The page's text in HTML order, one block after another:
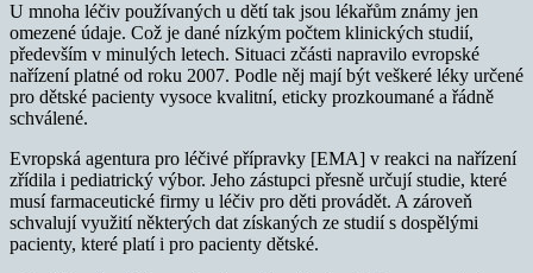
U mnoha léčiv používaných u dětí tak jsou lékařům známy jen
omezené údaje. Což je dané nízkým počtem klinických studií,
především v minulých letech. Situaci zčásti napravilo evropské
nařízení platné od roku 2007. Podle něj mají být veškeré léky určené
pro dětské pacienty vysoce kvalitní, eticky prozkoumané a řádně
schválené.
Evropská agentura pro léčivé přípravky [EMA] v reakci na nařízení
zřídila i pediatrický výbor. Jeho zástupci přesně určují studie, které
musí farmaceutické firmy u léčiv pro děti provádět. A zároveň
schvalují využití některých dat získaných ze studií s dospělými
pacienty, které platí i pro pacienty dětské.